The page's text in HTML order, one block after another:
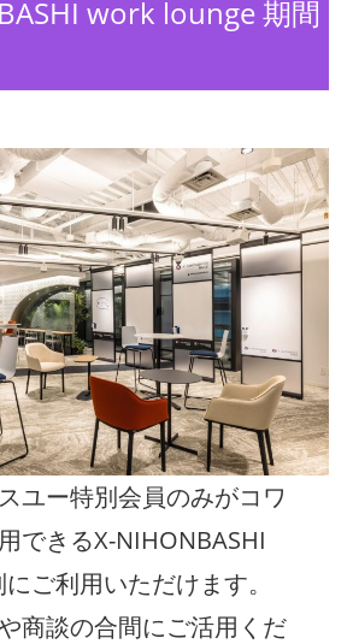
work lounge 期間
ユー特別会員のみがコワ
できるX-NIHONBASHI
ご利用いただけます。
商談の合間にご活用くだ